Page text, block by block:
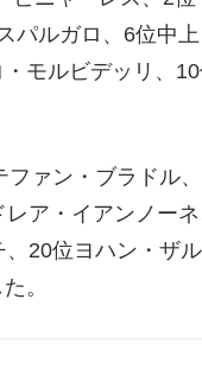
パルガロ、6位中
モルビデッリ、
ァン・ブラドル
ア・イアンノー
20位ヨハン・ザ
。